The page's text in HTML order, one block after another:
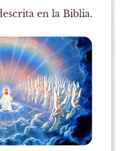
en la Biblia.